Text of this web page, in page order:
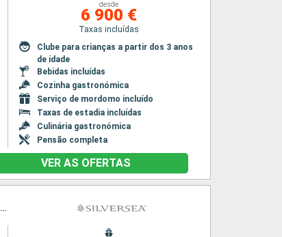
desde
6 900 €
Taxas incluídas
Clube para crianças a partir dos 3 anos
de idade
Bebidas incluídas
Cozinha gastronómica
Serviço de mordomo incluído
Taxas de estadia incluídas
Culinária gastronómica
Pensão completa
VER AS OFERTAS
Itinerário : Veneza, Trieste, Rovinj, Kotor, Bari, Dubrovinik, Spetses, Zadar, Veneza, Trieste, Rovinj, Kotor, Bari, Dubrovinik, Spetses, Zadar, Veneza